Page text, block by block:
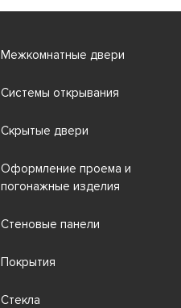
Межкомнатные двери
Системы открывания
Скрытые двери
Оформление проема и
погонажные изделия
Стеновые панели
Покрытия
Стекла